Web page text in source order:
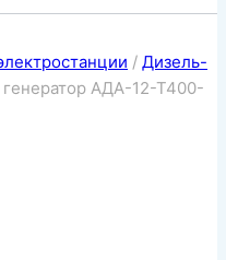
/ Дизель-
АДА-12-Т400-